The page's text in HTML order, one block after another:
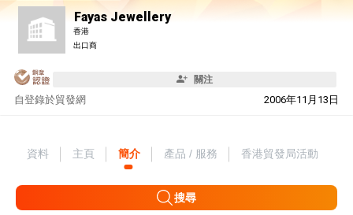
Fayas Jewellery
香港
出口商
關注
自 2006年11月13日
登錄於貿發網
資料 主頁 簡介 產品 / 服務 香港貿發局活動
搜尋